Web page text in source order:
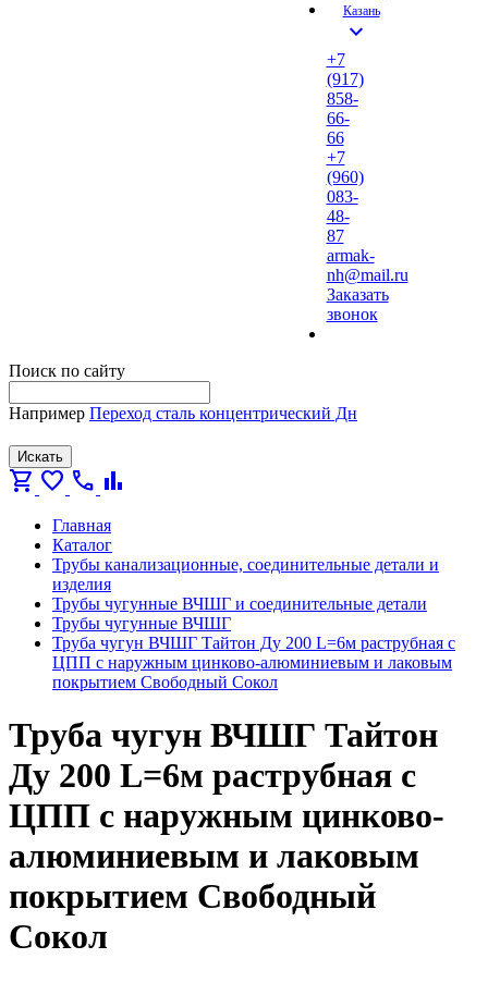
Казань
expand_more
+7
(917)
858-
66-
66
+7
(960)
083-
48-
87
armak-
nh@mail.ru
Заказать
звонок
Поиск по сайту
Например Переход сталь концентрический Дн
Искать
shopping_cart favorite call bar_chart
Главная
Каталог
Трубы канализационные, соединительные детали и
изделия
Трубы чугунные ВЧШГ и соединительные детали
Трубы чугунные ВЧШГ
Труба чугун ВЧШГ Тайтон Ду 200 L=6м раструбная с
ЦПП с наружным цинково-алюминиевым и лаковым
покрытием Свободный Сокол
Труба чугун ВЧШГ Тайтон
Ду 200 L=6м раструбная с
ЦПП с наружным цинково-
алюминиевым и лаковым
покрытием Свободный
Сокол